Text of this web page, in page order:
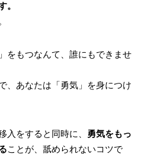
。
をもつなんて、誰にもできませ
、あなたは「勇気」を身につけ
入をすると同時に、 勇気をもっ
ことが、舐められないコツで